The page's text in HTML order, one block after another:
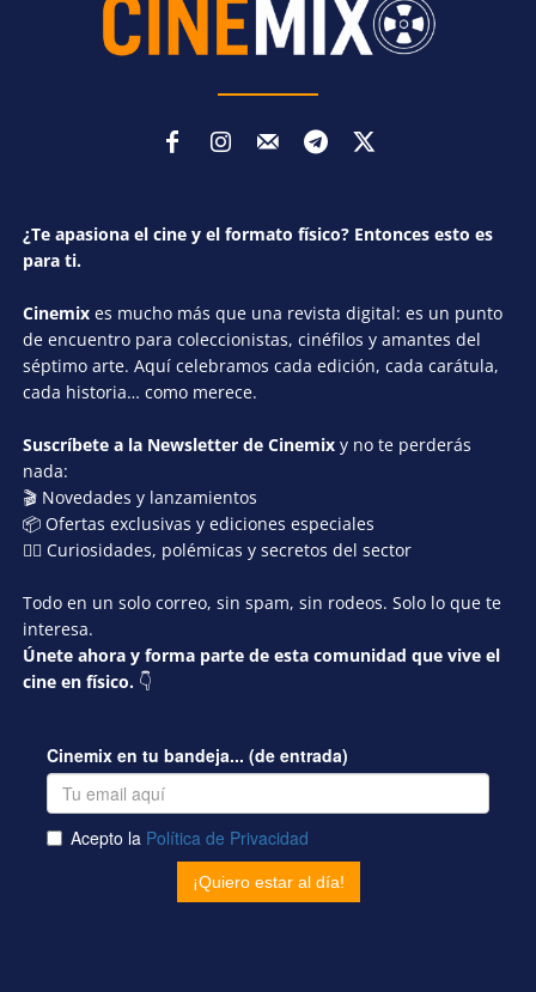
¿Te apasiona el cine y el formato físico? Entonces esto es
para ti.
Cinemix es mucho más que una revista digital: es un punto
de encuentro para coleccionistas, cinéfilos y amantes del
séptimo arte. Aquí celebramos cada edición, cada carátula,
cada historia… como merece.
Suscríbete a la Newsletter de Cinemix y no te perderás
nada:
🎬 Novedades y lanzamientos
📦 Ofertas exclusivas y ediciones especiales
🕵️‍♂️ Curiosidades, polémicas y secretos del sector
Todo en un solo correo, sin spam, sin rodeos. Solo lo que te
interesa.
Únete ahora y forma parte de esta comunidad que vive el
cine en físico. 👇